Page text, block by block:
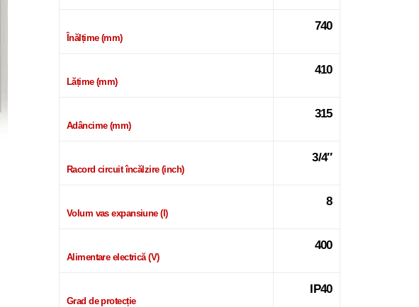
Înălțime (mm)
740
Lățime (mm)
410
Adâncime (mm)
315
Racord circuit încălzire (inch)
3/4″
Volum vas expansiune (l)
8
Alimentare electrică (V)
400
Grad de protecție
IP40